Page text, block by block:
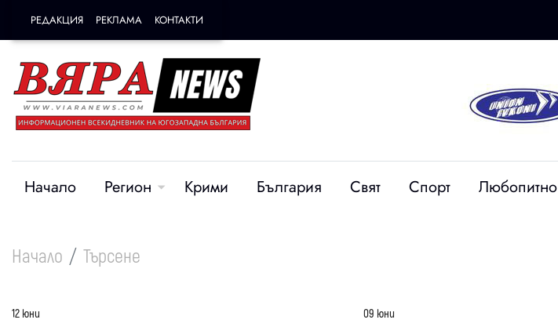
РЕДАКЦИЯ РЕКЛАМА КОНТАКТИ
Начало Регион Крими България Свят Спорт Любопитно
Начало Търсене
12 юни 09 юни